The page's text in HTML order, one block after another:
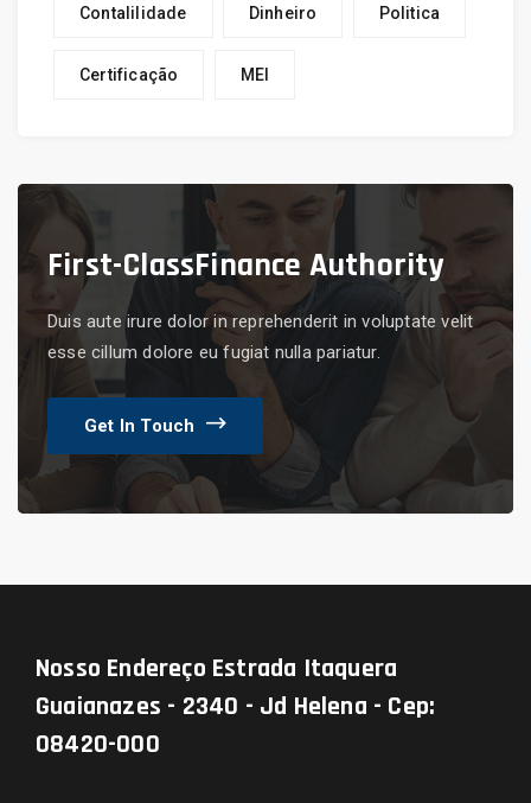
Contalilidade Dinheiro Politica
Certificação MEI
First-ClassFinance Authority
Duis aute irure dolor in reprehenderit in voluptate velit
esse cillum dolore eu fugiat nulla pariatur.
Get In Touch
Nosso Endereço Estrada Itaquera
Guaianazes - 2340 - Jd Helena - Cep:
08420-000